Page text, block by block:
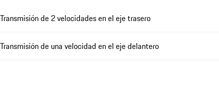
Transmisión de 2 velocidades en el eje trasero
Transmisión de una velocidad en el eje delantero